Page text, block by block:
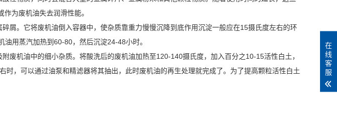
为废机油失去润滑性能。
。它将废机油倒入容器中，使杂质靠重力慢慢沉降到底作用沉淀一般应在15摄氏度左右的环
用蒸汽加热到60-80，然后沉淀24-48小时。
机油中的细小杂质。将酸洗后的废机油加热至120-140摄氏度，加入百分之10-15活性白土，
时，可以通过油泵和精滤器将其抽出，此时废机油的再生处理就完成了。为了提高颗粒活性白土
在
线
客
服